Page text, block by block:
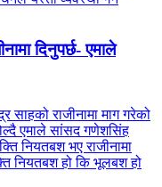
दिनुपर्छ- एमाले
साहको राजीनामा माग गरेको
एमाले सांसद गणेशसिंह
नियतबश भए राजीनामा
नियतबश हो कि भूलबश हो